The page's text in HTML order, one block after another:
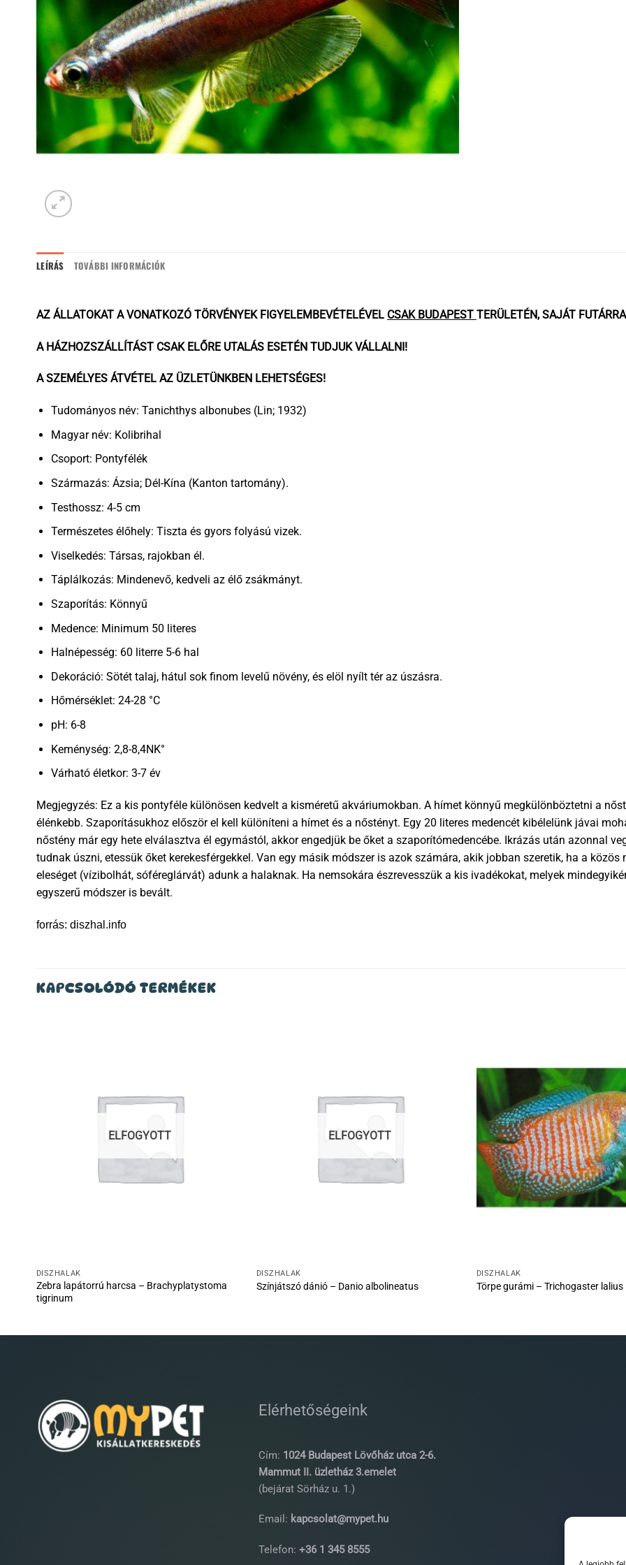
LEÍRÁS TOVÁBBI INFORMÁCIÓK
AZ ÁLLATOKAT A VONATKOZÓ TÖRVÉNYEK FIGYELEMBEVÉTELÉVEL CSAK BUDAPEST TERÜLETÉN, SAJÁT
A HÁZHOZSZÁLLÍTÁST CSAK ELŐRE UTALÁS ESETÉN TUDJUK VÁLLALNI!
A SZEMÉLYES ÁTVÉTEL AZ ÜZLETÜNKBEN LEHETSÉGES!
Tudományos név: Tanichthys albonubes (Lin; 1932)
Magyar név: Kolibrihal
Csoport: Pontyfélék
Származás: Ázsia; Dél-Kína (Kanton tartomány).
Testhossz: 4-5 cm
Természetes élőhely: Tiszta és gyors folyású vizek.
Viselkedés: Társas, rajokban él.
Táplálkozás: Mindenevő, kedveli az élő zsákmányt.
Szaporítás: Könnyű
Medence: Minimum 50 literes
Halnépesség: 60 literre 5-6 hal
Dekoráció: Sötét talaj, hátul sok finom levelű növény, és elöl nyílt tér az úszásra.
Hőmérséklet: 24-28 °C
pH: 6-8
Keménység: 2,8-8,4NK°
Várható életkor: 3-7 év
Megjegyzés: Ez a kis pontyféle különösen kedvelt a kisméretű akváriumokban. A hímet könnyű megkülönböztetni a
élénkebb. Szaporításukhoz először el kell különíteni a hímet és a nőstényt. Egy 20 literes medencét kibélelünk jávai
nőstény már egy hete elválasztva él egymástól, akkor engedjük be őket a szaporítómedencébe. Ikrázás után azonnal
tudnak úszni, etessük őket kerekesférgekkel. Van egy másik módszer is azok számára, akik jobban szeretik, ha a
eleséget (vízibolhát, sóféreglárvát) adunk a halaknak. Ha nemsokára észrevesszük a kis ivadékokat, melyek
egyszerű módszer is bevált.
forrás: diszhal.info
KAPCSOLÓDÓ TERMÉKEK
ELFOGYOTT
DÍSZHALAK
Zebra lapátorrú harcsa – Brachyplatystoma
tigrinum
ELFOGYOTT
DÍSZHALAK
Színjátszó dánió – Danio albolineatus
DÍSZHALAK
Törpe gurámi – Trichogaster lalius
Elérhetőségeink
Cím: 1024 Budapest Lövőház utca 2-6.
Mammut II. üzletház 3.emelet
(bejárat Sörház u. 1.)
Email: kapcsolat@mypet.hu
Telefon: +36 1 345 8555